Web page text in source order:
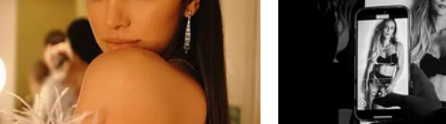
Agenda de Eventos Esportes Roteiros de Aventura